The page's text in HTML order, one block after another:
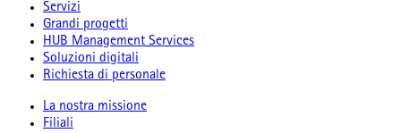
Servizi
Grandi progetti
HUB Management Services
Soluzioni digitali
Richiesta di personale
La nostra missione
Filiali